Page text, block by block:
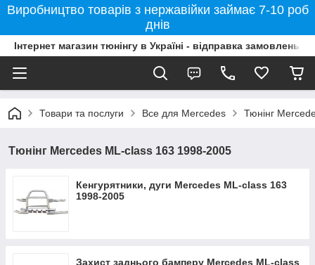
Виробництво товарів з нержавійки займає 7-10 роб
днів
Інтернет магазин тюнінгу в Україні - відправка замовлень
Товари та послуги Все для Mercedes Тюнінг
Тюнінг Mercedes ML-class 163 1998-2005
Кенгурятники, дуги Mercedes ML-class 163
1998-2005
Захист заднього бамперу Mercedes ML-class